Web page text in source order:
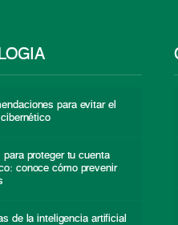
para evitar el
para proteger tu cuenta
conoce cómo prevenir
de la inteligencia artificial